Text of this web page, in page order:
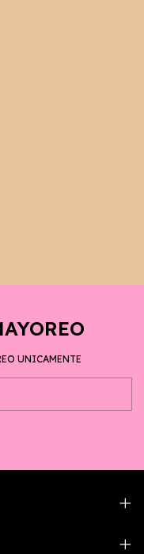
UNICAMENTE